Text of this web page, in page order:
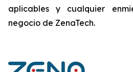
aplicables y cualquier
negocio de ZenaTech.